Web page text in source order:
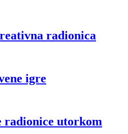
radionica
igre
utorkom